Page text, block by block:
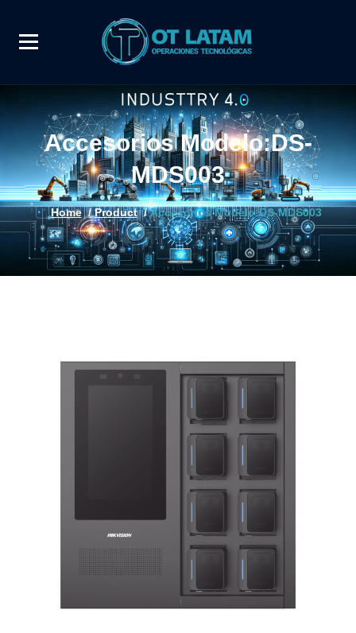
Accesorios Modelo:DS-
MDS003
Home/Product/Accesorios Modelo:DS-MDS003